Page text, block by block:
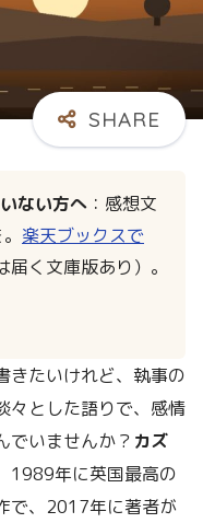
ない方へ ：感想文
楽天ブックスで
届く文庫版あり）。
きたいけれど、執事の
々とした語りで、感情
でいませんか？ カズ
1989年に英国最高の
で、2017年に著者が